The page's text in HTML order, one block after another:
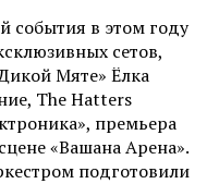
события в этом году
сетов,
Мяте» Ёлка
The Hatters
премьера
«Вашана Арена».
подготовили